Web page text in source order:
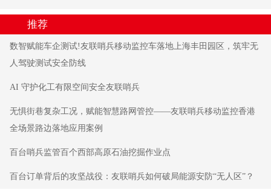
推荐
数智赋能车企测试!友联哨兵移动监控车落地上海丰田园区，筑牢无
人驾驶测试安全防线
AI 守护化工有限空间安全友联哨兵
无惧街巷复杂工况，赋能智慧路网管控——友联哨兵移动监控香港
全场景路边落地应用案例
百台哨兵监管百个西部高原石油挖掘作业点
百台订单背后的攻坚战役：友联哨兵如何破局能源安防“无人区”？